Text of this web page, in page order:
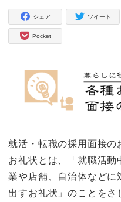
シェア ツイート
Pocket
就活・転職の採用面接
お礼状とは、「就職活
業や店舗、自治体など
出すお礼状」のことをさ